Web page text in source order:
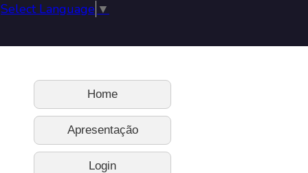
Select Language ▼
Home
Apresentação
Login